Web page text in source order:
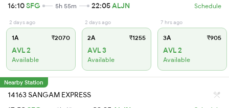
16:10SFG 5h 55m 22:05ALJN Schedule
2 days ago
1A ₹2070
AVL 2
Available
2 days ago
2A ₹1255
AVL 3
Available
7 hrs ago
3A ₹905
AVL 2
Available
Nearby Station
14163 SANGAM EXPRESS